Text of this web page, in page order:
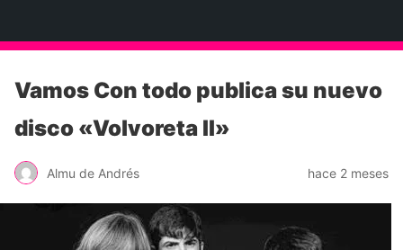
Vamos Con todo publica su nuevo
disco «Volvoreta II»
Almu de Andrés hace 2 meses